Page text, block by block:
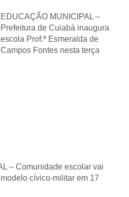
EDUCAÇÃO MUNICIPAL –
Prefeitura de Cuiabá inaugura
escola Prof.ª Esmeralda de
Campos Fontes nesta terça
– Comunidade escolar vai
cívico-militar em 17